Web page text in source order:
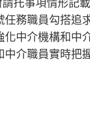
托事項情形記
任務職員勾搭追
化中介機構和
介職員實時把